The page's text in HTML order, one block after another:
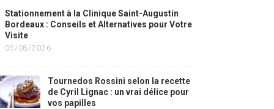
Stationnement à la Clinique Saint-Augustin
Bordeaux : Conseils et Alternatives pour Votre
Visite
05/08/2026
Tournedos Rossini selon la recette
de Cyril Lignac : un vrai délice pour
vos papilles